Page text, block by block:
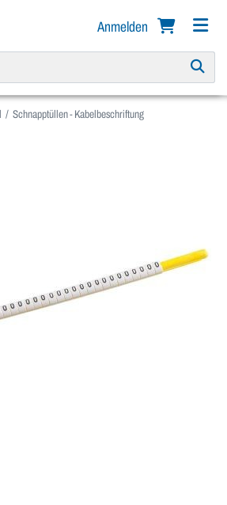
Anmelden
Schnapptüllen - Kabelbeschriftung